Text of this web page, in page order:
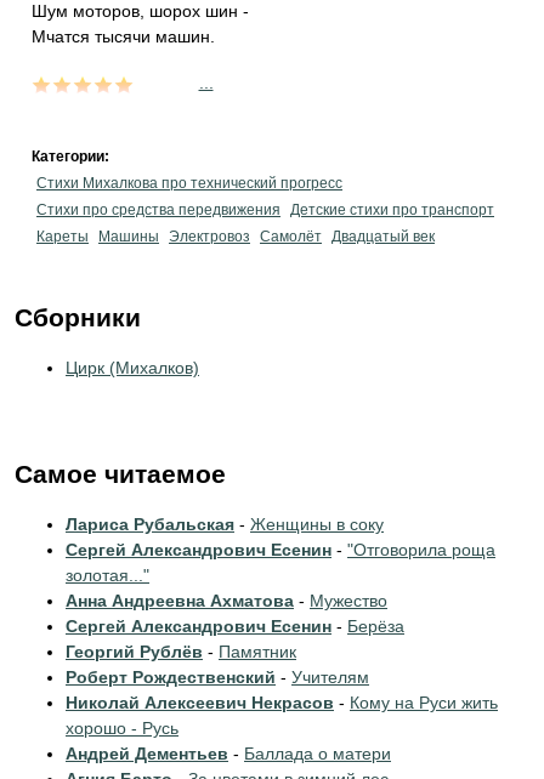
Шум моторов, шорох шин -
Мчатся тысячи машин.
Категории:
Стихи Михалкова про технический прогресс
Стихи про средства передвижения
Детские стихи про транспорт
Кареты
Машины Электровоз Самолёт Двадцатый век
Сборники
Цирк (Михалков)
Самое читаемое
Лариса Рубальская - Женщины в соку
Сергей Александрович Есенин - "Отговорила роща
золотая..."
Анна Андреевна Ахматова - Мужество
Сергей Александрович Есенин - Берёза
Георгий Рублёв - Памятник
Роберт Рождественский - Учителям
Николай Алексеевич Некрасов - Кому на Руси жить
хорошо - Русь
Андрей Дементьев - Баллада о матери